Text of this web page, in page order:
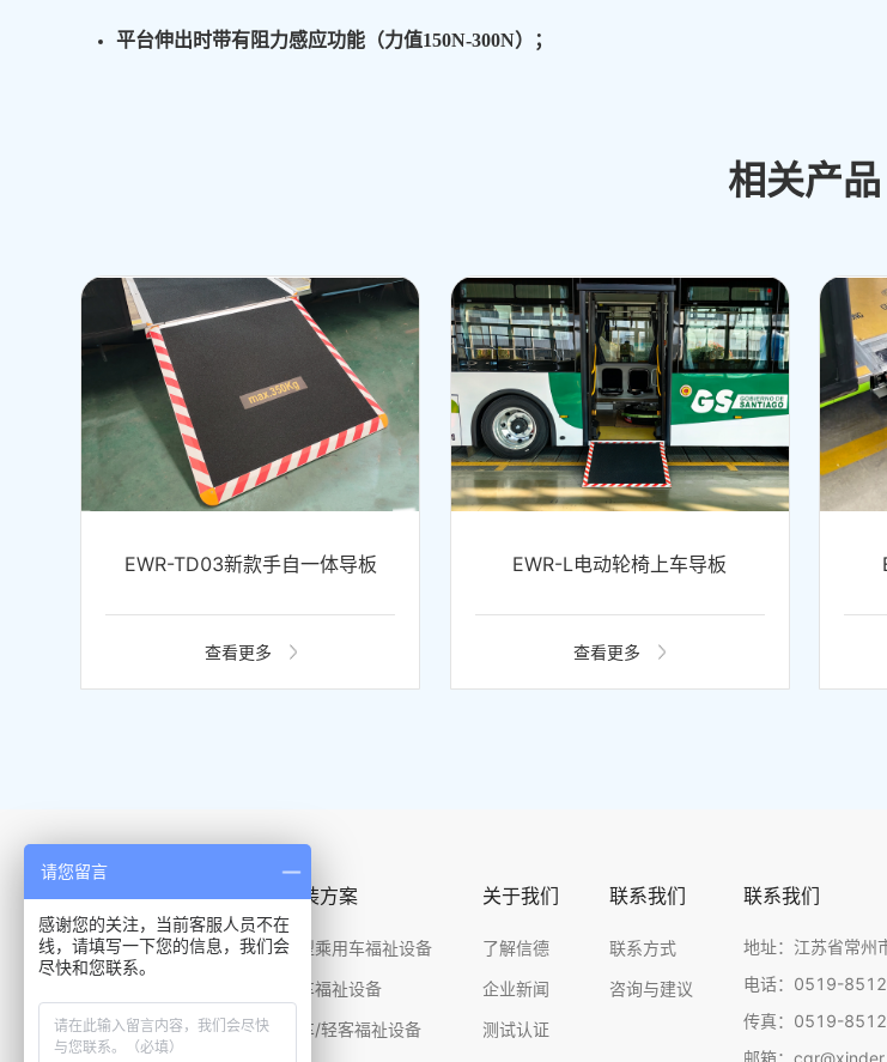
平台伸出时带有阻力感应功能（力值150N-300N）；
相关产品
EWR-TD03新款手自一体导板
查看更多
EWR-L电动轮椅上车导板
查看更多
产品中心
福祉座椅
轮椅升降机
改装方案
小型乘用车福祉设备
客车福祉设备
房车/轻客福祉设备
关于我们
了解信德
企业新闻
测试认证
联系我们
联系方式
咨询与建议
联系我们
地址：江苏省常州
电话：0519-
传真：0519-
邮箱：
请您留言
感谢您的关注，当前客服人员不在
线，请填写一下您的信息，我们会
尽快和您联系。